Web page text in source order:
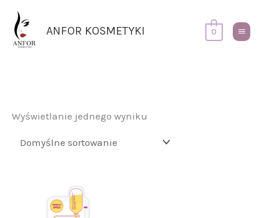
Przejdź
treści
ANFOR KOSMETYKI
Menu
0
Wyświetlanie jednego wyniku